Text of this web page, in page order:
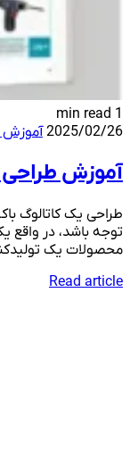
2025/02/26 آموزش
آموزش طراحی
طراحی یک کاتالوگ
توجه باشد، در واقع
محصولات یک
Read article